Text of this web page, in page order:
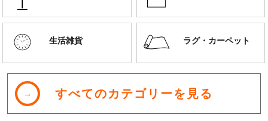
生活雑貨 ラグ・カーペット
すべてのカテゴリーを見る